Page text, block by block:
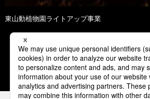
東山動植物園ライトアップ事業
1 2 3 4